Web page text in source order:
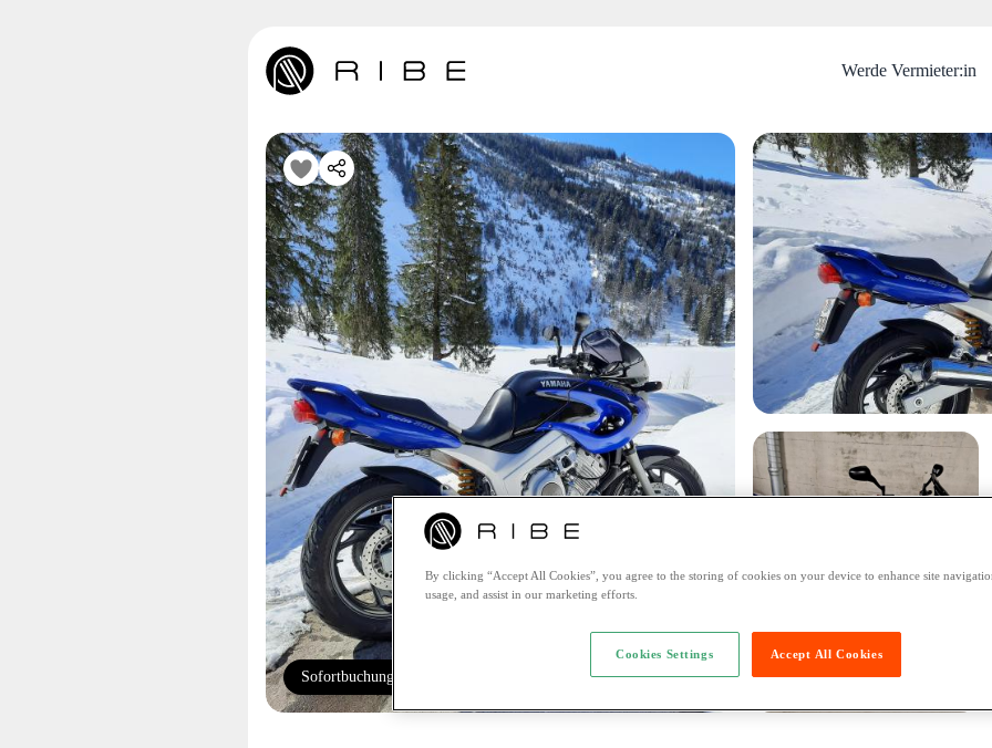
Werde Vermieter:in
Sofortbuchung
By clicking “Accept All Cookies”, you agree to the storing of cookies on your device to enhance site
usage, and assist in our marketing efforts.
Accept All Cookies
Cookies Settings